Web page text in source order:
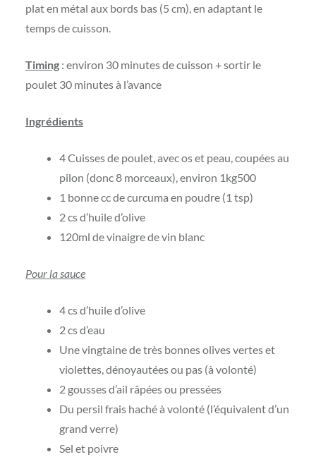
plat en métal aux bords bas (5 cm), en adaptant le
temps de cuisson.
Timing: environ 30 minutes de cuisson + sortir le
poulet 30 minutes à l’avance
Ingrédients
4 Cuisses de poulet, avec os et peau, coupées au
pilon (donc 8 morceaux), environ 1kg500
1 bonne cc de curcuma en poudre (1 tsp)
2 cs d’huile d’olive
120ml de vinaigre de vin blanc
Pour la sauce
4 cs d’huile d’olive
2 cs d’eau
Une vingtaine de très bonnes olives vertes et
violettes, dénoyautées ou pas (à volonté)
2 gousses d’ail râpées ou pressées
Du persil frais haché à volonté (l’équivalent d’un
grand verre)
Sel et poivre